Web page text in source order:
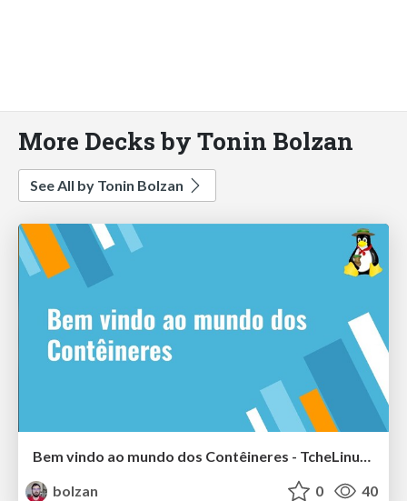
More Decks by Tonin Bolzan
See All by Tonin Bolzan
Bem vindo ao mundo dos Contêineres - TcheLinux Alegrete
bolzan
0 40